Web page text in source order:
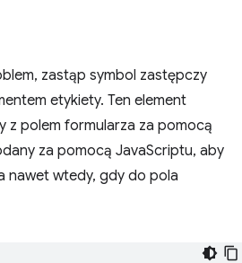
zastąp symbol zastępczy
etykiety. Ten element
z polem formularza za pomocą
za pomocą JavaScriptu, aby
nawet wtedy, gdy do pola